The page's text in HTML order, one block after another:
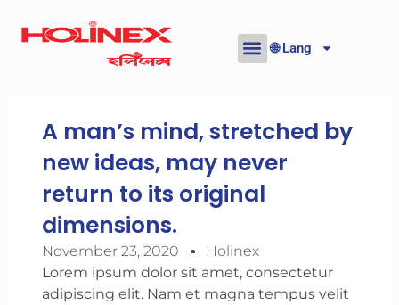
🌐 Lang
A man’s mind, stretched by
new ideas, may never
return to its original
dimensions.
November 23, 2020
Holinex
Lorem ipsum dolor sit amet, consectetur
adipiscing elit. Nam et magna tempus velit